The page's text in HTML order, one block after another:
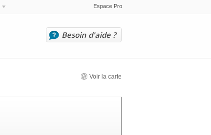
Espace Pro
Besoin d'aide ?
Voir la carte